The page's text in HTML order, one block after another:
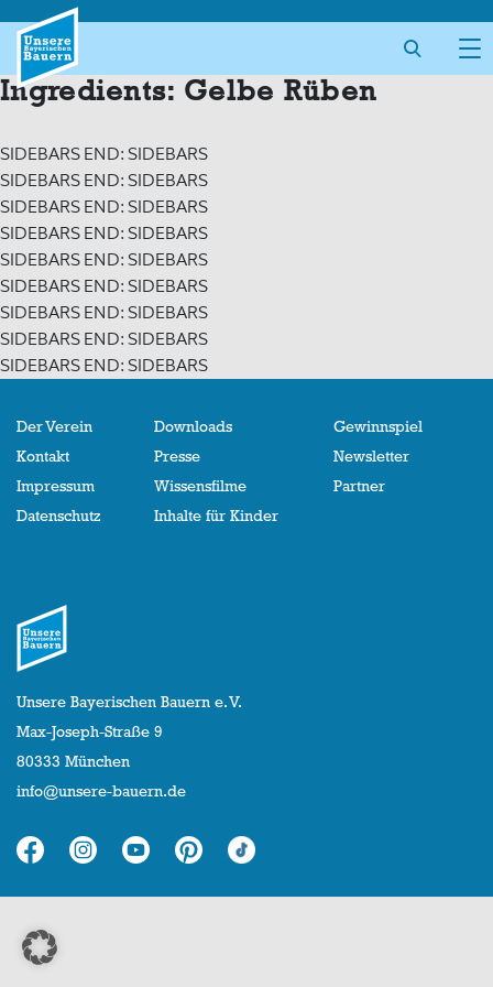
content
Ingredients: Gelbe Rüben
SIDEBARS END: SIDEBARS
SIDEBARS END: SIDEBARS
SIDEBARS END: SIDEBARS
SIDEBARS END: SIDEBARS
SIDEBARS END: SIDEBARS
SIDEBARS END: SIDEBARS
SIDEBARS END: SIDEBARS
SIDEBARS END: SIDEBARS
SIDEBARS END: SIDEBARS
Der Verein
Kontakt
Impressum
Datenschutz
Downloads
Presse
Wissensfilme
Inhalte für Kinder
Gewinnspiel
Newsletter
Partner
Unsere Bayerischen Bauern e. V.
Max-Joseph-Straße 9
80333 München
info@unsere-bauern.de